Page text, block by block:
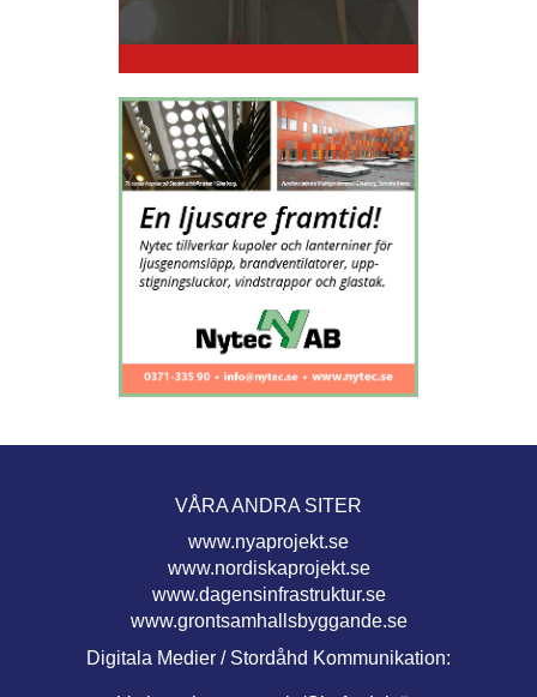
VÅRA ANDRA SITER
www.nyaprojekt.se
www.nordiskaprojekt.se
www.dagensinfrastruktur.se
www.grontsamhallsbyggande.se
Digitala Medier / Stordåhd Kommunikation: